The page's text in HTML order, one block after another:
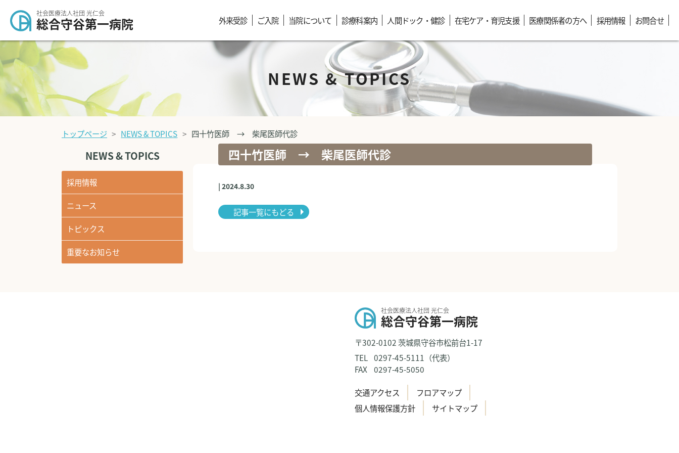
社会医療法人社団 光仁会
総合守谷第一病院 外来受診 ご入院 当院について 診療科案内 人間ドック・健診 在宅ケア・育児支援 医療関係者の方へ 採用情報 お問合せ
NEWS & TOPICS
トップページ NEWS & TOPICS 四十竹医師 → 柴尾医師代診
四十竹医師 → 柴尾医師代診
| 2024.8.30
記事一覧にもどる
NEWS & TOPICS
採用情報
ニュース
トピックス
重要なお知らせ
社会医療法人社団 光仁会
総合守谷第一病院
〒302-0102 茨城県守谷市松前台1-17
TEL 0297-45-5111（代表）
FAX
0297-45-5050
交通アクセス
フロアマップ
個人情報保護方針
サイトマップ